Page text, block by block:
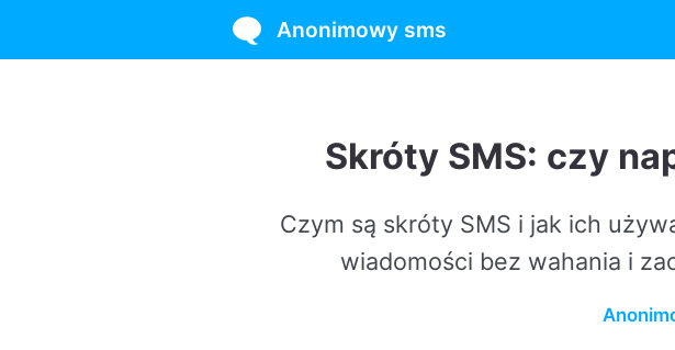
Anonimowy sms
wiadomości bez wahania i
Anonimowy sms —